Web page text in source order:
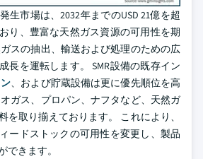
生市場は、2032年までのUSD 21億を超
り、豊富な天然ガス資源の可用性を期
スの抽出、輸送および処理のための広
長を運転します。 SMR設備の既存イン
、および貯蔵設備は更に優先順位を高
ガス、プロパン、ナフタなど、天然ガ
を取り揃えております。 これにより、
ードストックの可用性を変更し、製品
できます。